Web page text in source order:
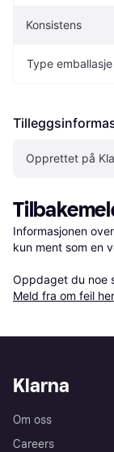
Konsistens
Type emballasje
Opprettet på
Informasjonen
kun ment som en
Oppdaget du noe
Meld fra om feil her
Klarna
Om oss
Careers